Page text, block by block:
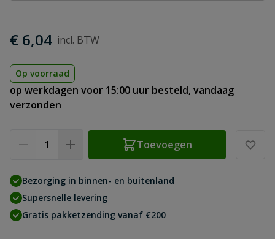
€ 6,04
Op voorraad
op werkdagen voor 15:00 uur besteld, vandaag
verzonden
Toevoegen
Bezorging in binnen- en buitenland
Supersnelle levering
Gratis pakketzending vanaf €200